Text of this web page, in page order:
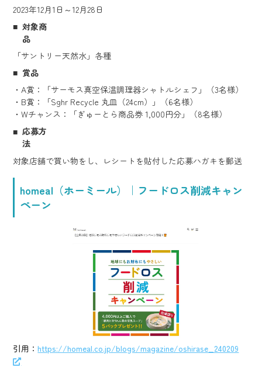
2023年12月1日～12月28日
対象商
品
「サントリー天然水」各種
賞品
・A賞：「サーモス真空保温調理器シャトルシェフ」（3名様）
・B賞：「Sghr Recycle 丸皿（24cm）」（6名様）
・Wチャンス：「ぎゅーとら商品券 1,000円分」（8名様）
応募方
法
対象店舗で買い物をし、レシートを貼付した応募ハガキを郵送
homeal（ホーミール）｜フードロス削減キャン
ペーン
引用：https://homeal.co.jp/blogs/magazine/oshirase_240209